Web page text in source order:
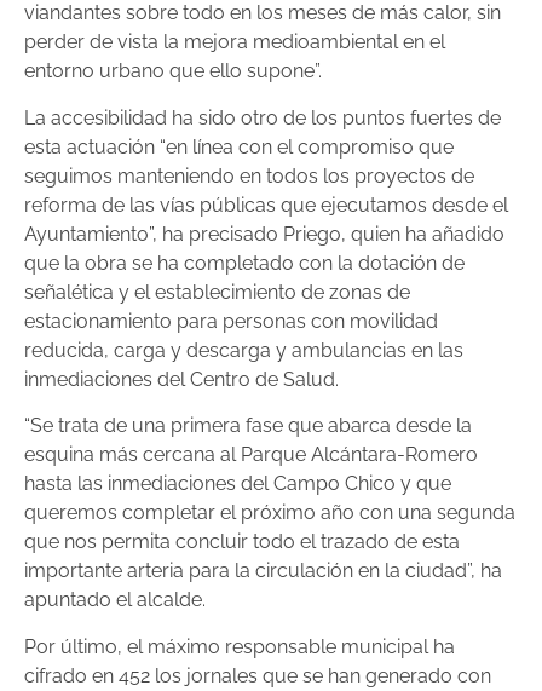
viandantes sobre todo en los meses de más calor, sin
perder de vista la mejora medioambiental en el
entorno urbano que ello supone”.
La accesibilidad ha sido otro de los puntos fuertes de
esta actuación “en línea con el compromiso que
seguimos manteniendo en todos los proyectos de
reforma de las vías públicas que ejecutamos desde el
Ayuntamiento”, ha precisado Priego, quien ha añadido
que la obra se ha completado con la dotación de
señalética y el establecimiento de zonas de
estacionamiento para personas con movilidad
reducida, carga y descarga y ambulancias en las
inmediaciones del Centro de Salud.
“Se trata de una primera fase que abarca desde la
esquina más cercana al Parque Alcántara-Romero
hasta las inmediaciones del Campo Chico y que
queremos completar el próximo año con una segunda
que nos permita concluir todo el trazado de esta
importante arteria para la circulación en la ciudad”, ha
apuntado el alcalde.
Por último, el máximo responsable municipal ha
cifrado en 452 los jornales que se han generado con